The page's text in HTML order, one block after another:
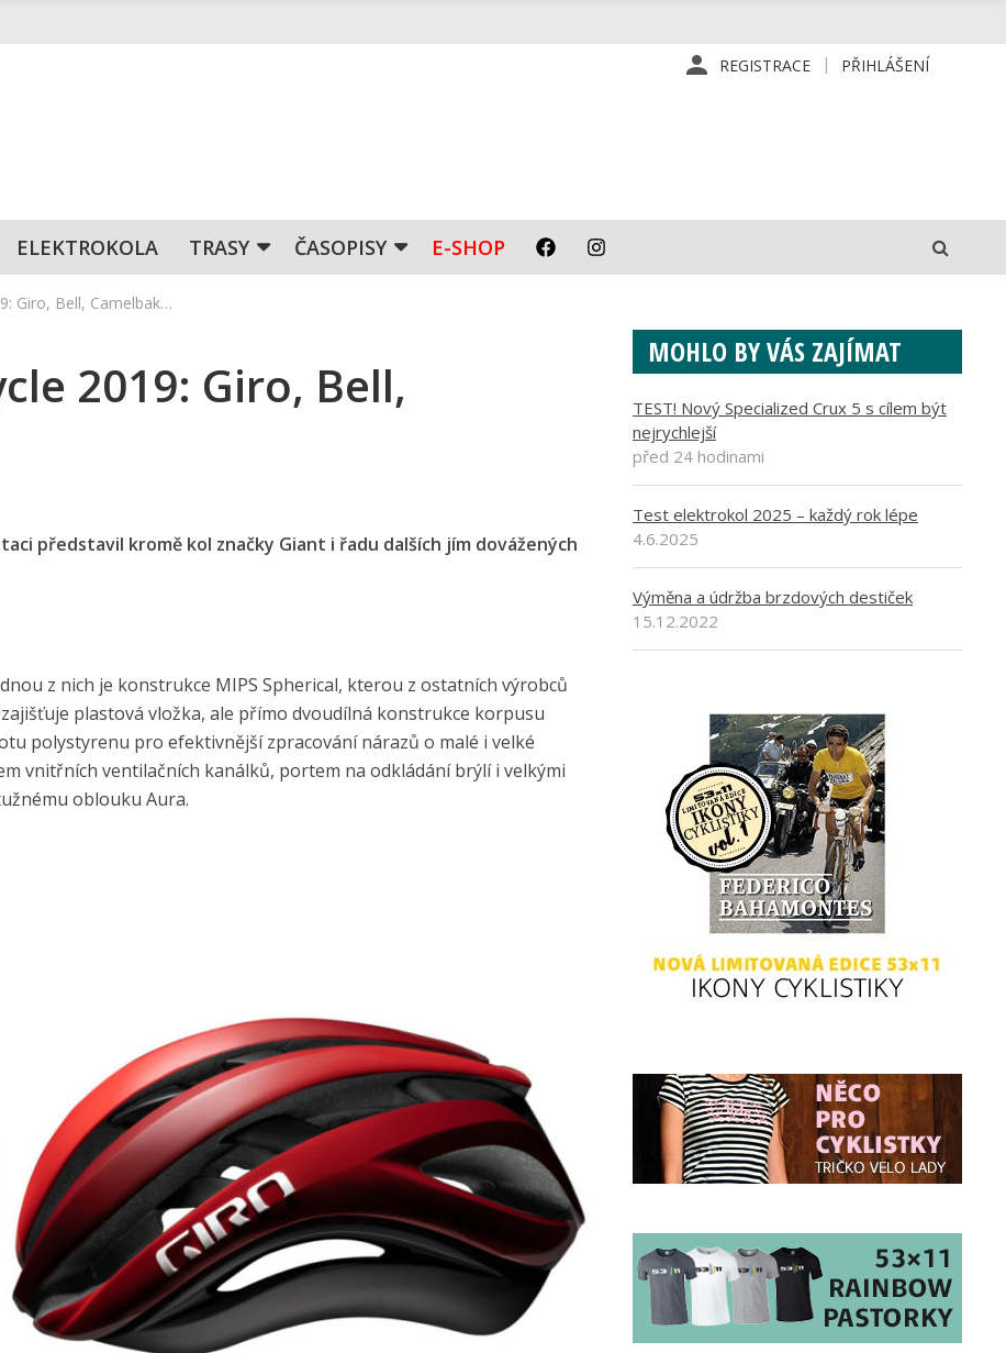
REGISTRACE PŘIHLÁŠENÍ
ELEKTROKOLA TRASY ČASOPISY E-SHOP
Giro, Bell, Camelbak…
2019: Giro, Bell,
představil kromě kol značky Giant i řadu dalších jím dovážených
z nich je konstrukce MIPS Spherical, kterou z ostatních výrobců
plastová vložka, ale přímo dvoudílná konstrukce korpusu
polystyrenu pro efektivnější zpracování nárazů o malé i velké
vnitřních ventilačních kanálků, portem na odkládání brýlí i velkými
oblouku Aura.
MOHLO BY VÁS ZAJÍMAT
TEST! Nový Specialized Crux 5 s cílem být
nejrychlejší
před 24 hodinami
Test elektrokol 2025 – každý rok lépe
4.6.2025
Výměna a údržba brzdových destiček
15.12.2022